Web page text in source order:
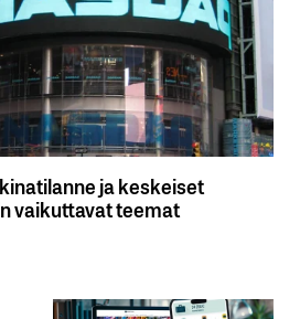
ja keskeiset
vaikuttavat teemat